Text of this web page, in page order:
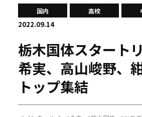
アラカルト
アイテム
プレゼント
駅
日
国内 高校
2022.09.14
栃木国体スタート
希実、高山峻野、
トップ集結